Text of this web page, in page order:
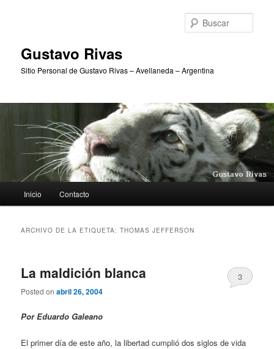
Gustavo Rivas
Sitio Personal de Gustavo Rivas – Avellaneda – Argentina
principal
Inicio Contacto
ARCHIVO DE LA ETIQUETA:THOMAS JEFFERSON
La maldición blanca
Posted onabril 26, 2004
3
Por Eduardo Galeano
El primer día de este año, la libertad cumplió dos siglos de vida